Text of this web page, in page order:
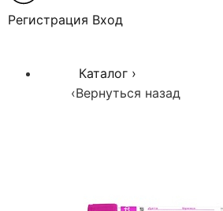
Регистрация Вход
Каталог ›
‹Вернуться назад